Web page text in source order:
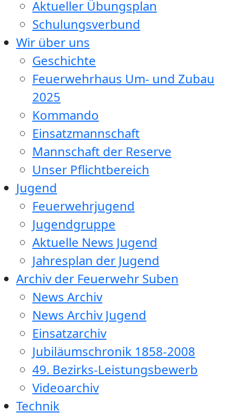
Aktueller Übungsplan
Schulungsverbund
Wir über uns
Geschichte
Feuerwehrhaus Um- und Zubau
2025
Kommando
Einsatzmannschaft
Mannschaft der Reserve
Unser Pflichtbereich
Jugend
Feuerwehrjugend
Jugendgruppe
Aktuelle News Jugend
Jahresplan der Jugend
Archiv der Feuerwehr Suben
News Archiv
News Archiv Jugend
Einsatzarchiv
Jubiläumschronik 1858-2008
49. Bezirks-Leistungsbewerb
Videoarchiv
Technik